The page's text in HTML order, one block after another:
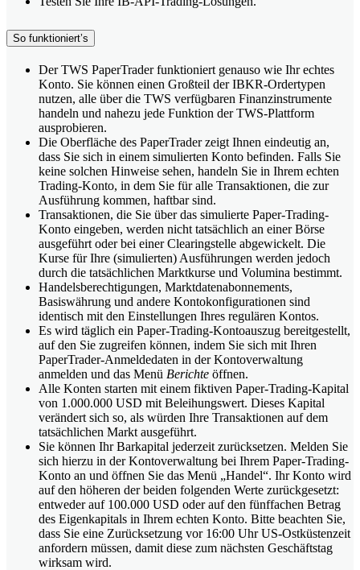
So funktioniert’s
Der TWS PaperTrader funktioniert genauso wie Ihr echtes
Konto. Sie können einen Großteil der IBKR-Ordertypen
nutzen, alle über die TWS verfügbaren Finanzinstrumente
handeln und nahezu jede Funktion der TWS-Plattform
ausprobieren.
Die Oberfläche des PaperTrader zeigt Ihnen eindeutig an,
dass Sie sich in einem simulierten Konto befinden. Falls Sie
keine solchen Hinweise sehen, handeln Sie in Ihrem echten
Trading-Konto, in dem Sie für alle Transaktionen, die zur
Ausführung kommen, haftbar sind.
Transaktionen, die Sie über das simulierte Paper-Trading-
Konto eingeben, werden nicht tatsächlich an einer Börse
ausgeführt oder bei einer Clearingstelle abgewickelt. Die
Kurse für Ihre (simulierten) Ausführungen werden jedoch
durch die tatsächlichen Marktkurse und Volumina bestimmt.
Handelsberechtigungen, Marktdatenabonnements,
Basiswährung und andere Kontokonfigurationen sind
identisch mit den Einstellungen Ihres regulären Kontos.
Es wird täglich ein Paper-Trading-Kontoauszug bereitgestellt,
auf den Sie zugreifen können, indem Sie sich mit Ihren
PaperTrader-Anmeldedaten in der Kontoverwaltung
anmelden und das Menü Berichte öffnen.
Alle Konten starten mit einem fiktiven Paper-Trading-Kapital
von 1.000.000 USD mit Beleihungswert. Dieses Kapital
verändert sich so, als würden Ihre Transaktionen auf dem
tatsächlichen Markt ausgeführt.
Sie können Ihr Barkapital jederzeit zurücksetzen. Melden Sie
sich hierzu in der Kontoverwaltung bei Ihrem Paper-Trading-
Konto an und öffnen Sie das Menü „Handel“. Ihr Konto wird
auf den höheren der beiden folgenden Werte zurückgesetzt:
entweder auf 100.000 USD oder auf den fünffachen Betrag
des Eigenkapitals in Ihrem echten Konto. Bitte beachten Sie,
dass Sie eine Zurücksetzung vor 16:00 Uhr US-Ostküstenzeit
anfordern müssen, damit diese zum nächsten Geschäftstag
wirksam wird.